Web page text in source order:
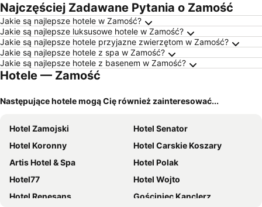
Najczęściej Zadawane Pytania o Zamość
Jakie są najlepsze hotele w Zamość?
Jakie są najlepsze luksusowe hotele w Zamość?
Jakie są najlepsze hotele przyjazne zwierzętom w Zamość?
Jakie są najlepsze hotele z spa w Zamość?
Jakie są najlepsze hotele z basenem w Zamość?
Hotele — Zamość
Następujące hotele mogą Cię również zainteresować...
Hotel Zamojski
Hotel Senator
Hotel Koronny
Hotel Carskie Koszary
Artis Hotel & Spa
Hotel Polak
Hotel77
Hotel Wojto
Hotel Renesans
Gościniec Kanclerz